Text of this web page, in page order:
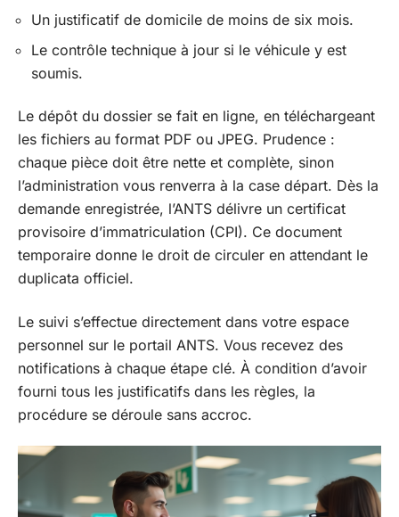
Un justificatif de domicile de moins de six mois.
Le contrôle technique à jour si le véhicule y est
soumis.
Le dépôt du dossier se fait en ligne, en téléchargeant
les fichiers au format PDF ou JPEG. Prudence :
chaque pièce doit être nette et complète, sinon
l’administration vous renverra à la case départ. Dès la
demande enregistrée, l’ANTS délivre un certificat
provisoire d’immatriculation (CPI). Ce document
temporaire donne le droit de circuler en attendant le
duplicata officiel.
Le suivi s’effectue directement dans votre espace
personnel sur le portail ANTS. Vous recevez des
notifications à chaque étape clé. À condition d’avoir
fourni tous les justificatifs dans les règles, la
procédure se déroule sans accroc.